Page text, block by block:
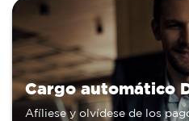
Cargo automático
Afíliese y olvídese de los